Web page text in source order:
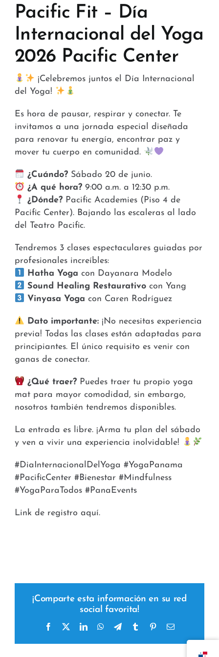
Tiendas y Conveniencia
Hospital y Salud
Servicios y Amenidades
Noticias
FAQ
Pacific Fit – Día
Internacional del Yoga
2026 Pacific Center
¡Celebremos juntos el Día Internacional
del Yoga!
Es hora de pausar, respirar y conectar. Te
invitamos a una jornada especial diseñada
para renovar tu energía, encontrar paz y
mover tu cuerpo en comunidad.
¿Cuándo? Sábado 20 de junio.
¿A qué hora? 9:00 a.m. a 12:30 p.m.
¿Dónde? Pacific Academies (Piso 4 de
Pacific Center). Bajando las escaleras al lado
del Teatro Pacific.
Tendremos 3 clases espectaculares guiadas por
profesionales increíbles:
Hatha Yoga con Dayanara Modelo
Sound Healing Restaurativo con Yang
Vinyasa Yoga con Caren Rodríguez
Dato importante: ¡No necesitas experiencia
previa! Todas las clases están adaptadas para
principiantes. El único requisito es venir con
ganas de conectar.
¿Qué traer? Puedes traer tu propio yoga
mat para mayor comodidad, sin embargo,
nosotros también tendremos disponibles.
La entrada es libre. ¡Arma tu plan del sábado
y ven a vivir una experiencia inolvidable!
#DiaInternacionalDelYoga #YogaPanama
#PacificCenter #Bienestar #Mindfulness
#YogaParaTodos #PanaEvents
Link de registro aquí.
¡Comparte esta información en su red
social favorita!
Facebook LinkedInWhatsApp
TelegramTumblr PinterestCorreo